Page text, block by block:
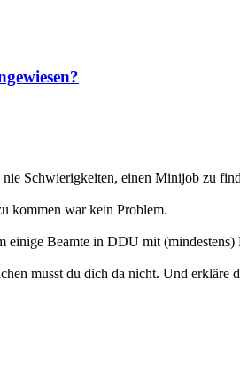
Schwierigkeiten, einen Minijob zu
kommen war kein Problem.
einige Beamte in DDU mit
musst du dich da nicht. Und